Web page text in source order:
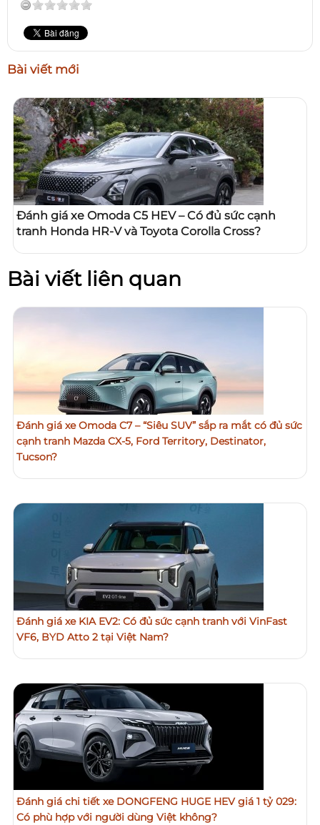
Bài viết mới
Đánh giá xe Omoda C5 HEV – Có đủ sức cạnh
tranh Honda HR-V và Toyota Corolla Cross?
Bài viết liên quan
Đánh giá xe Omoda C7 – “Siêu SUV” sắp ra mắt có đủ sức
cạnh tranh Mazda CX-5, Ford Territory, Destinator,
Tucson?
Đánh giá xe KIA EV2: Có đủ sức cạnh tranh với VinFast
VF6, BYD Atto 2 tại Việt Nam?
Đánh giá chi tiết xe DONGFENG HUGE HEV giá 1 tỷ 029:
Có phù hợp với người dùng Việt không?